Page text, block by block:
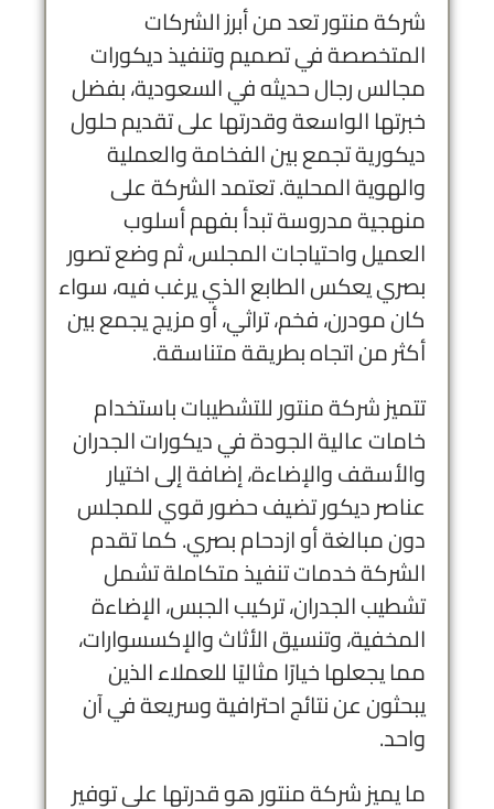
شركة منتور تعد من أبرز الشركات
المتخصصة في تصميم وتنفيذ ديكورات
مجالس رجال حديثه في السعودية، بفضل
خبرتها الواسعة وقدرتها على تقديم حلول
ديكورية تجمع بين الفخامة والعملية
والهوية المحلية. تعتمد الشركة على
منهجية مدروسة تبدأ بفهم أسلوب
العميل واحتياجات المجلس، ثم وضع تصور
بصري يعكس الطابع الذي يرغب فيه، سواء
كان مودرن، فخم، تراثي، أو مزيج يجمع بين
أكثر من اتجاه بطريقة متناسقة.
تتميزشركة منتور للتشطيباتباستخدام
خامات عالية الجودة في ديكورات الجدران
والأسقف والإضاءة، إضافة إلى اختيار
عناصر ديكور تضيف حضور قوي للمجلس
دون مبالغة أو ازدحام بصري. كما تقدم
الشركة خدمات تنفيذ متكاملة تشمل
تشطيب الجدران، تركيب الجبس، الإضاءة
المخفية، وتنسيق الأثاث والإكسسوارات،
مما يجعلها خيارًا مثاليًا للعملاء الذين
يبحثون عن نتائج احترافية وسريعة في آن
واحد.
ما يميز شركة منتور هو قدرتها على توفير